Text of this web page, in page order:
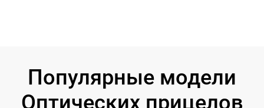
Популярные модели
Оптических прицелов